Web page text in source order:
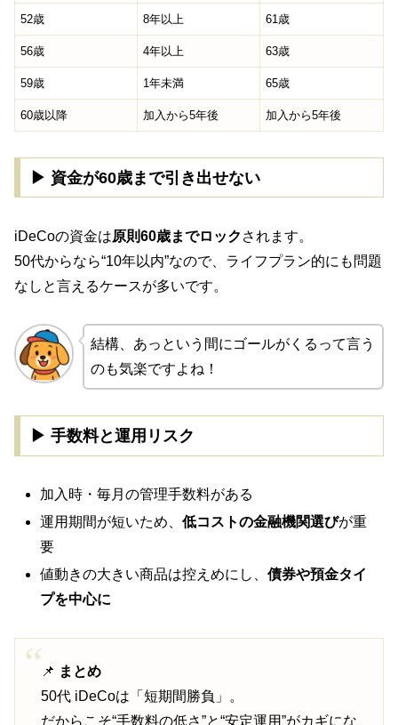
52歳 8年以上 61歳
56歳 4年以上 63歳
59歳 1年未満 65歳
60歳以降 加入から5年後 加入から5年後
▶ 資金が60歳まで引き出せない
iDeCoの資金は原則60歳までロック されます。
50代からなら“10年以内”なので、ライフプラン的にも問題
なしと言えるケースが多いです。
結構、あっという間にゴールがくるって言う
のも気楽ですよね！
▶ 手数料と運用リスク
加入時・毎月の管理手数料がある
運用期間が短いため、低コストの金融機関選びが重
要
値動きの大きい商品は控えめにし、債券や預金タイ
プを中心に
📌 まとめ
50代 iDeCoは「短期間勝負」。
だからこそ“手数料の低さ”と“安定運用”がカギにな